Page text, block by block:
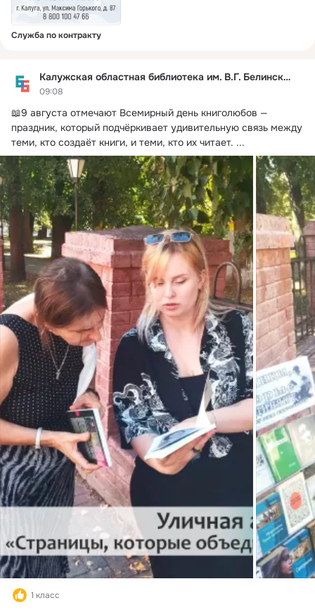
Служба по контракту
Калужская областная библиотека им. В.Г. Белинского
09:08
📖9 августа отмечают Всемирный день книголюбов —
праздник, который подчёркивает удивительную связь между
теми, кто создаёт книги, и теми, кто их читает. ...
1 класс